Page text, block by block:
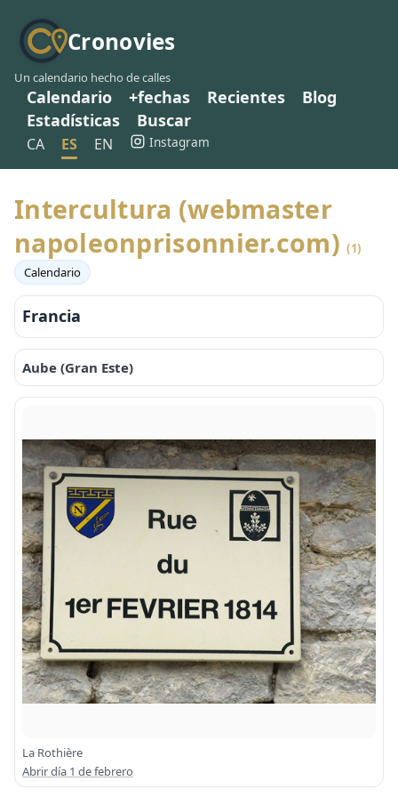
Cronovies
Un calendario hecho de calles
Calendario +fechas Recientes
Blog
Estadísticas
Buscar
CA ES EN Instagram
Intercultura (webmaster
napoleonprisonnier.com)(1)
Calendario
Francia
Aube (Gran Este)
La Rothière
Abrir día 1 de febrero